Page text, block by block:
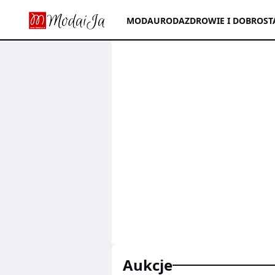
MODAURODAZDROWIE I
aukcje